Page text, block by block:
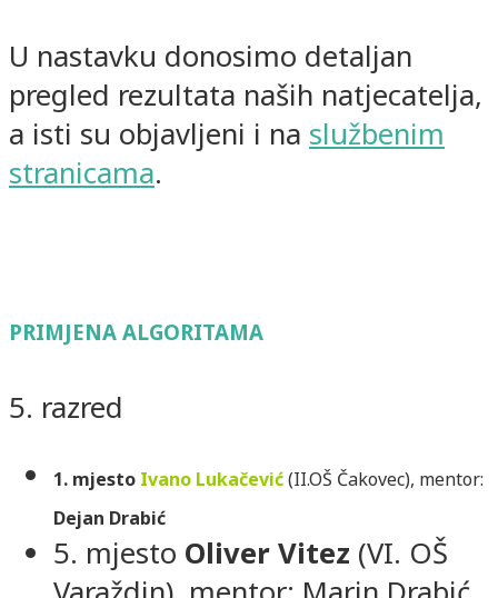
U nastavku donosimo detaljan
pregled rezultata naših natjecatelja,
a isti su objavljeni i na službenim
stranicama.
PRIMJENA ALGORITAMA
5. razred
1. mjesto Ivano Lukačević(II.OŠ Čakovec), mentor:
Dejan Drabić
5. mjesto Oliver Vitez (VI. OŠ